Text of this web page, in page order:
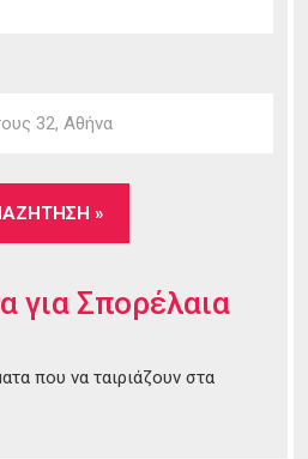
για Σπορέλαια
που να ταιριάζουν στα